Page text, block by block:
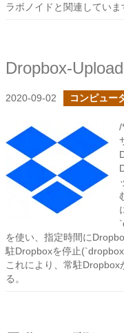
ラボノイドと関連していま
2020-09-02 コンピュー
/
を使い、指定時間に
駐Dropboxを停止
これにより、常駐Dropbox
る。